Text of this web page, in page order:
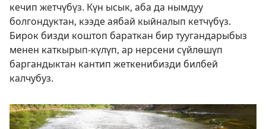
кечип жетчүбүз. Күн ысык, аба да нымдуу
болгондуктан, кээде аябай кыйналып кетчүбүз.
Бирок бизди коштоп бараткан бир туугандарыбыз
менен каткырып-күлүп, ар нерсени сүйлөшүп
баргандыктан кантип жеткенибизди билбей
калчубуз.